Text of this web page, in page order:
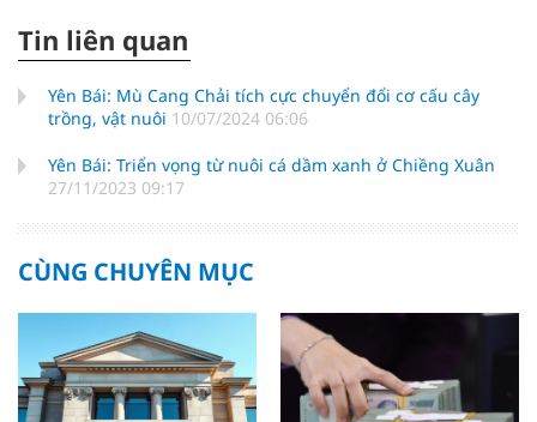
Tin liên quan
Yên Bái: Mù Cang Chải tích cực chuyển đổi cơ cấu cây
trồng, vật nuôi 10/07/2024 06:06
Yên Bái: Triển vọng từ nuôi cá dầm xanh ở Chiềng Xuân
27/11/2023 09:17
CÙNG CHUYÊN MỤC